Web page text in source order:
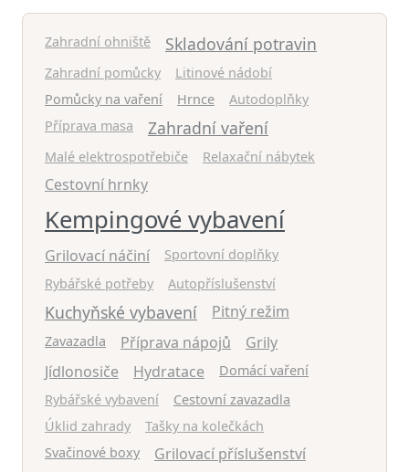
Zahradní ohniště Skladování potravin
Zahradní pomůcky
Litinové nádobí
Pomůcky na vaření
Hrnce
Autodoplňky
Příprava masa
Zahradní vaření
Malé elektrospotřebiče Relaxační nábytek
Cestovní hrnky
Kempingové vybavení
Grilovací náčiní
Sportovní doplňky
Rybářské potřeby
Autopříslušenství
Kuchyňské vybavení Pitný režim
Zavazadla Příprava nápojů
Grily
Jídlonosiče
Hydratace
Domácí vaření
Rybářské vybavení
Cestovní zavazadla
Úklid zahrady
Tašky na kolečkách
Svačinové boxy
Grilovací příslušenství